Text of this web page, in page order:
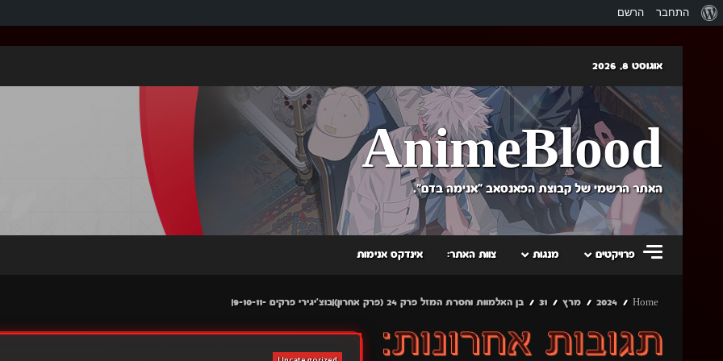
אודות
התחבר הרשם
content
אוגוסט 8, 2026
AnimeBlood
האתר הרשמי של קבוצת הפאנסאב "אנימה בדם".
פרויקטים מנגות צוות האתר: אינדקס אנימות
Home
2024 מרץ 31 בן האלמוות וחסרת המזל פרק 24 (פרק אחרון)|בוצ'יגירי פרקים -9-10-11|